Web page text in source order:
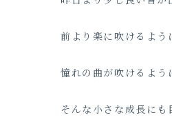
前より楽に吹けるよう
憧れの曲が吹けるよう
そんな小さな成長にも